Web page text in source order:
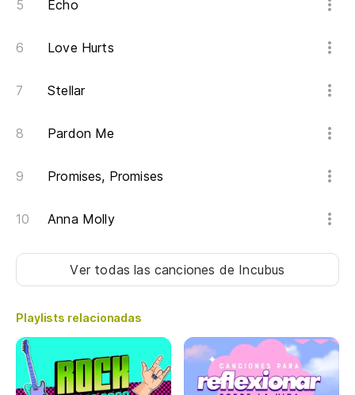
Echo
Love Hurts
Stellar
Pardon Me
Promises, Promises
Anna Molly
Ver todas las canciones de Incubus
Playlists relacionadas